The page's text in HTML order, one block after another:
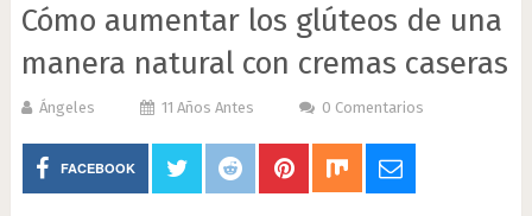
Cómo aumentar los glúteos de una
manera natural con cremas caseras
Ángeles 11 Años Antes 0 Comentarios
FACEBOOK